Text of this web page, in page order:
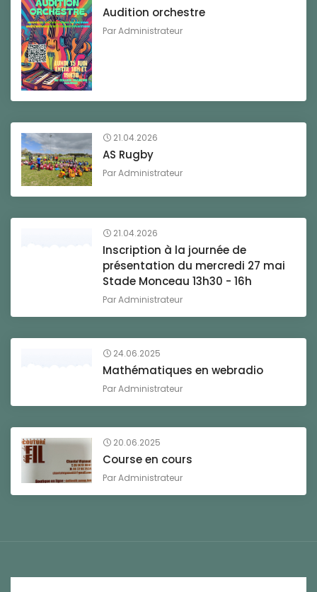
Audition orchestre
ParAdministrateur
21.04.2026
AS Rugby
ParAdministrateur
21.04.2026
Inscription à la journée de
présentation du mercredi 27 mai
Stade Monceau 13h30 - 16h
ParAdministrateur
24.06.2025
Mathématiques en webradio
ParAdministrateur
20.06.2025
Course en cours
ParAdministrateur